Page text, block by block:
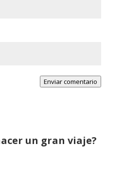
Enviar comentario
un gran viaje?